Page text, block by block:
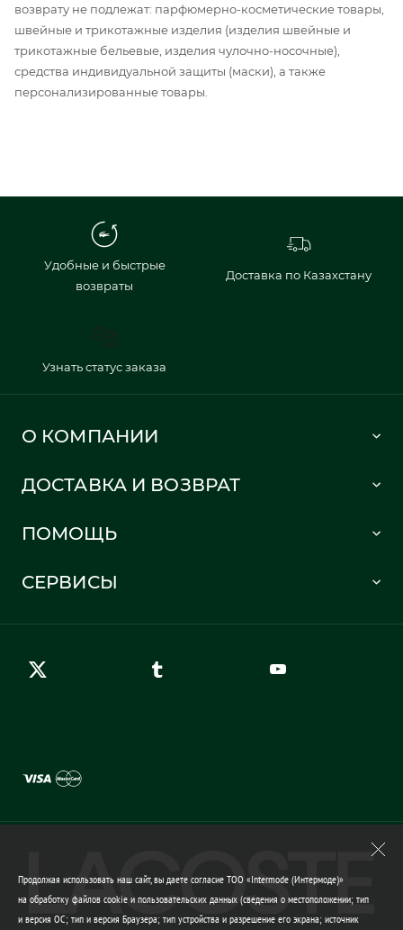
возврату не подлежат: парфюмерно-косметические товары,
швейные и трикотажные изделия (изделия швейные и
трикотажные бельевые, изделия чулочно-носочные),
средства индивидуальной защиты (маски), а также
персонализированные товары.
Удобные и быстрые
возвраты
Доставка по Казахстану
Узнать статус заказа
О КОМПАНИИ
Политика в отношении обработки персональных данных
ДОСТАВКА И ВОЗВРАТ
Информация о доставке
Правила возврата
ПОМОЩЬ
Карта сайта
СЕРВИСЫ
Продолжая использовать наш сайт, вы даете согласие ТОО «Intermode (Интермоде)»
на обработку файлов cookie и пользовательских данных (сведения о местоположении; тип
и версия ОС; тип и версия Браузера; тип устройства и разрешение его экрана; источник